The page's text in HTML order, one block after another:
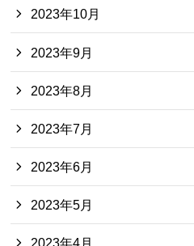
2023年10月
2023年9月
2023年8月
2023年7月
2023年6月
2023年5月